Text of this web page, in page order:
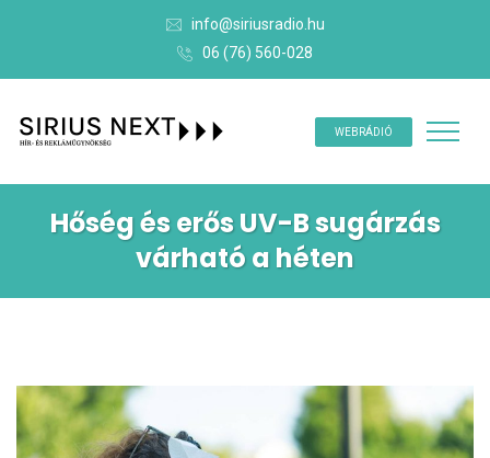
info@siriusradio.hu
06 (76) 560-028
WEBRÁDIÓ
Hőség és erős UV-B sugárzás
várható a héten